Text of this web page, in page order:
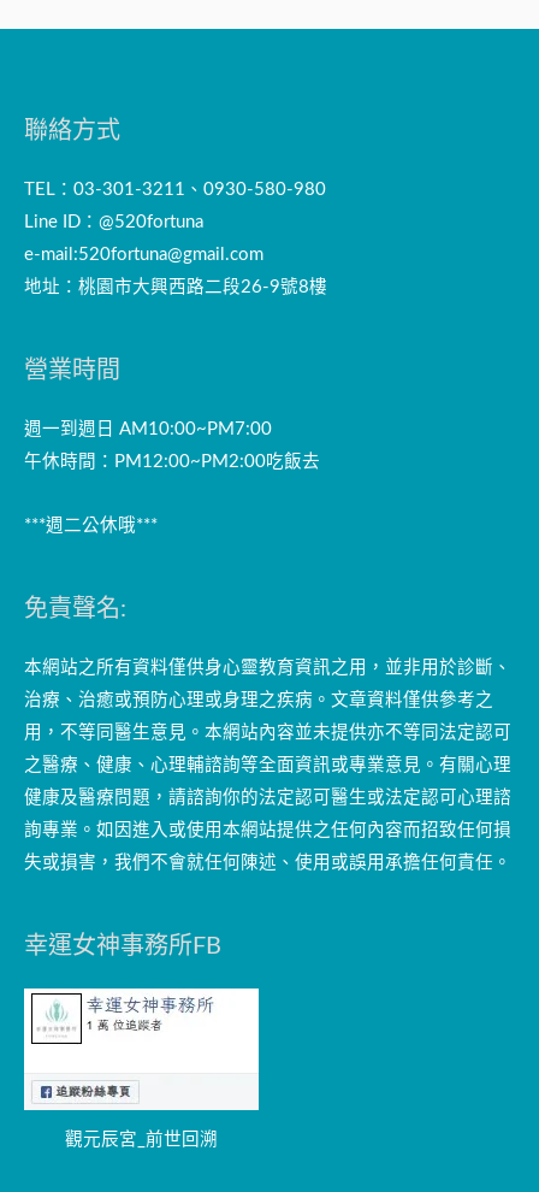
聯絡方式
TEL：03-301-3211、0930-580-980
Line ID：@520fortuna
e-mail:520fortuna@gmail.com
地址：桃園市大興西路二段26-9號8樓
營業時間
週一到週日 AM10:00~PM7:00
午休時間：PM12:00~PM2:00吃飯去
***週二公休哦***
免責聲名:
本網站之所有資料僅供身心靈教育資訊之用，並非用於診斷、
治療、治癒或預防心理或身理之疾病。文章資料僅供參考之
用，不等同醫生意見。本網站內容並未提供亦不等同法定認可
之醫療、健康、心理輔諮詢等全面資訊或專業意見。有關心理
健康及醫療問題，請諮詢你的法定認可醫生或法定認可心理諮
詢專業。如因進入或使用本網站提供之任何內容而招致任何損
失或損害，我們不會就任何陳述、使用或誤用承擔任何責任。
幸運女神事務所FB
觀元辰宮_前世回溯